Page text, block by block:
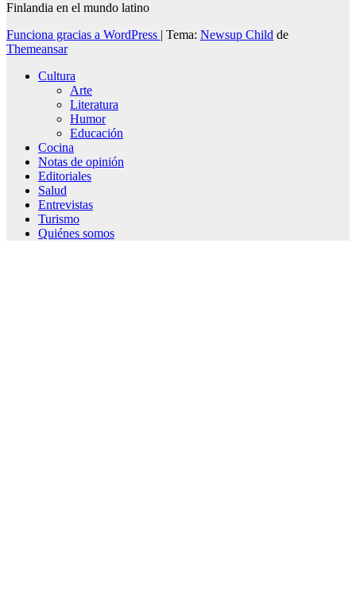
Finlandia en el mundo latino
Funciona gracias a WordPress | Tema: Newsup Child de
Themeansar
Cultura
Arte
Literatura
Humor
Educación
Cocina
Notas de opinión
Editoriales
Salud
Entrevistas
Turismo
Quiénes somos